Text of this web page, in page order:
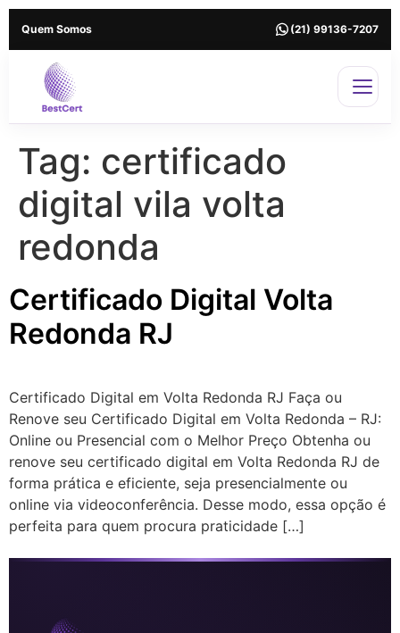
Quem Somos (21) 99136-7207
Tag: certificado
digital vila volta
redonda
Certificado Digital Volta
Redonda RJ
Certificado Digital em Volta Redonda RJ Faça ou
Renove seu Certificado Digital em Volta Redonda – RJ:
Online ou Presencial com o Melhor Preço Obtenha ou
renove seu certificado digital em Volta Redonda RJ de
forma prática e eficiente, seja presencialmente ou
online via videoconferência. Desse modo, essa opção é
perfeita para quem procura praticidade […]